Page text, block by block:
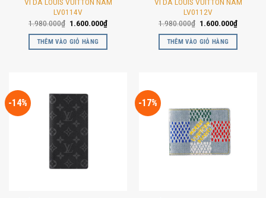
VÍ DA LOUIS VUITTON NAM
LV0114V
1.980.000₫ Giá
là:
1.980.000₫.
1.600.000₫Giá
THÊM VÀO GIỎ HÀNG
VÍ DA LOUIS VUITTON NAM
LV0112V
1.980.000₫ Giá
là:
1.980.000₫.
1.600.000₫Giá
THÊM VÀO GIỎ HÀNG
-14% -17%